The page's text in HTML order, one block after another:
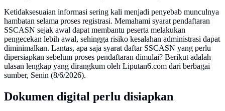
Ketidaksesuaian informasi sering kali menjadi penyebab munculnya
hambatan selama proses registrasi. Memahami syarat pendaftaran
SSCASN sejak awal dapat membantu peserta melakukan
pengecekan lebih awal, sehingga risiko kesalahan administrasi dapat
diminimalkan. Lantas, apa saja syarat daftar SSCASN yang perlu
dipersiapkan sebelum proses pendaftaran dimulai? Berikut adalah
ulasan lengkap yang dirangkum oleh Liputan6.com dari berbagai
sumber, Senin (8/6/2026).
Dokumen digital perlu disiapkan